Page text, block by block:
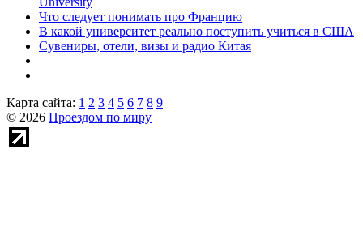
Что следует понимать про Францию
В какой университет реально поступить учиться в США
Сувениры, отели, визы и радио Китая
Карта сайта: 1 2 3 4 5 6 7 8 9
© 2026 Проездом по миру